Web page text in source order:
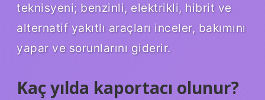
teknisyeni; benzinli, elektrikli, hibrit ve
alternatif yakıtlı araçları inceler, bakımını
yapar ve sorunlarını giderir.
Kaç yılda kaportacı olunur?